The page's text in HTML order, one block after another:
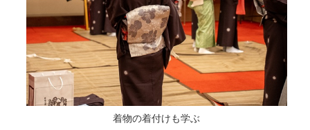
着物の着付けも学ぶ